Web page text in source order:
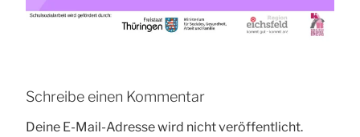
Schreibe einen Kommentar
Deine E-Mail-Adresse wird nicht veröffentlicht.